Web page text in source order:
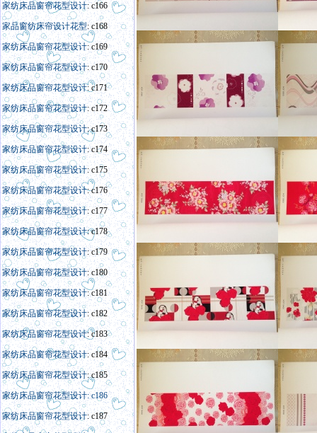
家纺床品窗帘花型设计: c166
家品窗纺床帘设计花型: c168
家纺床品窗帘花型设计: c169
家纺床品窗帘花型设计: c170
家纺床品窗帘花型设计: c171
家纺床品窗帘花型设计: c172
家纺床品窗帘花型设计: c173
家纺床品窗帘花型设计: c174
家纺床品窗帘花型设计: c175
家纺床品窗帘花型设计: c176
家纺床品窗帘花型设计: c177
家纺床品窗帘花型设计: c178
家纺床品窗帘花型设计: c179
家纺床品窗帘花型设计: c180
家纺床品窗帘花型设计: c181
家纺床品窗帘花型设计: c182
家纺床品窗帘花型设计: c183
家纺床品窗帘花型设计: c184
家纺床品窗帘花型设计: c185
家纺床品窗帘花型设计: c186
家纺床品窗帘花型设计: c187